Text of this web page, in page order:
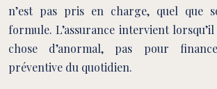
n’est pas pris en charge, quel que
formule. L’assurance intervient lorsqu’il
chose d’anormal, pas pour
préventive du quotidien.